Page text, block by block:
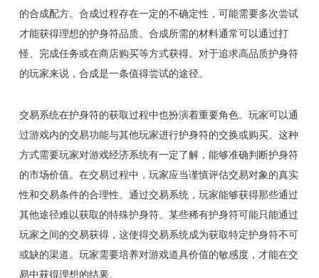
的合成配方。合成过程存在一定的不确定性，可能需要多次尝试
才能获得理想的护身符品质。合成所需的材料通常可以通过打
怪、完成任务或在商店购买等方式获得。对于追求高品质护身符
的玩家来说，合成是一条值得尝试的途径。
交易系统在护身符的获取过程中也扮演着重要角色。玩家可以通
过游戏内的交易功能与其他玩家进行护身符的交换或购买。这种
方式需要玩家对游戏经济系统有一定了解，能够准确判断护身符
的市场价值。在交易过程中，玩家应当谨慎评估交易对象的真实
性和交易条件的合理性。通过交易系统，玩家能够获得那些通过
其他途径难以获取的特殊护身符。某些稀有护身符可能只能通过
玩家之间的交易获得，这使得交易系统成为获取特定护身符不可
或缺的渠道。玩家需要培养对游戏道具价值的敏感度，才能在交
易中获得理想的结果。